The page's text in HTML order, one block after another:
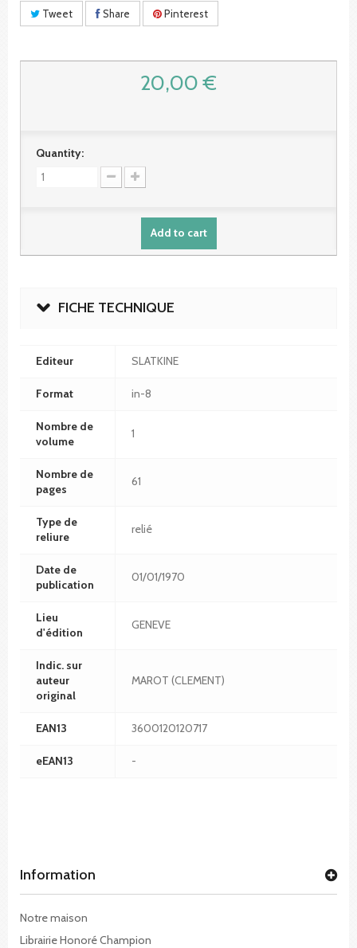
Tweet Share Pinterest
20,00 €
Quantity:
Add to cart
FICHE TECHNIQUE
Editeur SLATKINE
Format in-8
Nombre de
volume
1
Nombre de
pages
61
Type de
reliure
relié
Date de
publication
01/01/1970
Lieu
d'édition
GENEVE
Indic. sur
auteur
original
MAROT (CLEMENT)
EAN13 3600120120717
eEAN13 -
Information
Notre maison
Librairie Honoré Champion